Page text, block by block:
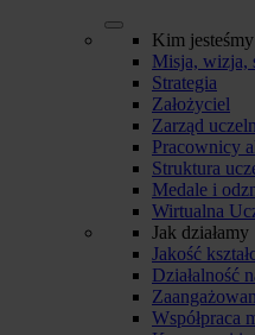
Kim jesteśmy
Misja, wizja,
Strategia
Założyciel
Zarząd
Pracownicy
Struktura
Medale i
Wirtualna
Jak działamy
Jakość
Działalność
Współpraca